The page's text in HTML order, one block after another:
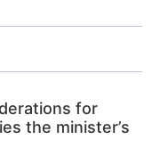
for
the minister’s